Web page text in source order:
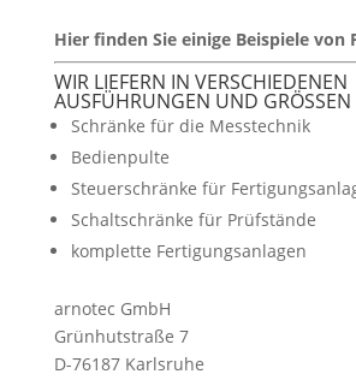
Hier finden Sie einige Beispiele von
WIR LIEFERN IN VERSCHIEDENEN
AUSFÜHRUNGEN UND GRÖSSEN
Schränke für die Messtechnik
Bedienpulte
Steuerschränke für
Schaltschränke für Prüfstände
komplette Fertigungsanlagen
arnotec GmbH
Grünhutstraße 7
D-76187 Karlsruhe